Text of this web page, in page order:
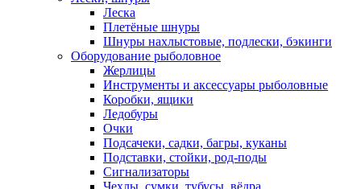
Леска
Плетёные шнуры
Шнуры нахлыстовые, подлески, бэкинги
Оборудование рыболовное
Жерлицы
Инструменты и аксессуары рыболовные
Коробки, ящики
Ледобуры
Очки
Подсачеки, садки, багры, куканы
Подставки, стойки, род-поды
Сигнализаторы
Чехлы, сумки, тубусы, вёдра